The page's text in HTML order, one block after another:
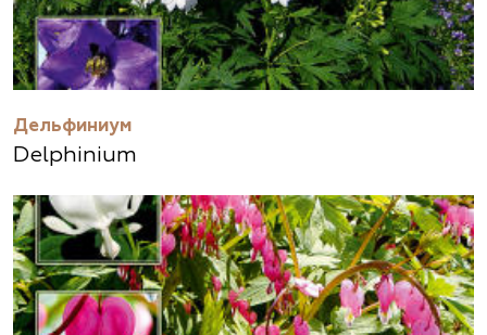
Дельфиниум
Delphinium